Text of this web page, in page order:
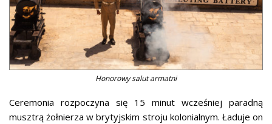
Honorowy salut armatni
Ceremonia rozpoczyna się 15 minut wcześniej paradną
musztrą żołnierza w brytyjskim stroju kolonialnym. Ładuje on